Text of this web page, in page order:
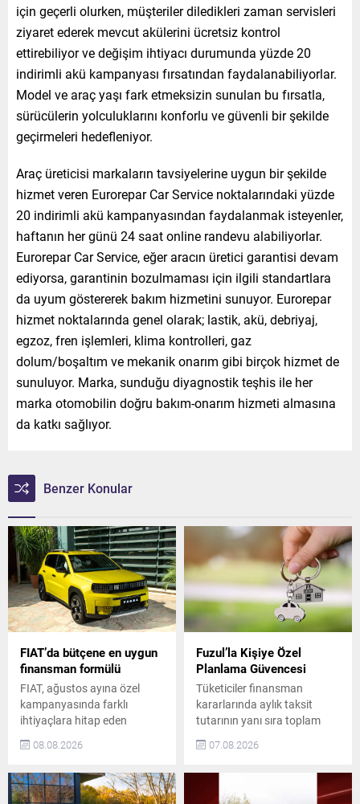
için geçerli olurken, müşteriler diledikleri zaman servisleri
ziyaret ederek mevcut akülerini ücretsiz kontrol
ettirebiliyor ve değişim ihtiyacı durumunda yüzde 20
indirimli akü kampanyası fırsatından faydalanabiliyorlar.
Model ve araç yaşı fark etmeksizin sunulan bu fırsatla,
sürücülerin yolculuklarını konforlu ve güvenli bir şekilde
geçirmeleri hedefleniyor.
Araç üreticisi markaların tavsiyelerine uygun bir şekilde
hizmet veren Eurorepar Car Service noktalarındaki yüzde
20 indirimli akü kampanyasından faydalanmak isteyenler,
haftanın her günü 24 saat online randevu alabiliyorlar.
Eurorepar Car Service, eğer aracın üretici garantisi devam
ediyorsa, garantinin bozulmaması için ilgili standartlara
da uyum göstererek bakım hizmetini sunuyor. Eurorepar
hizmet noktalarında genel olarak; lastik, akü, debriyaj,
egzoz, fren işlemleri, klima kontrolleri, gaz
dolum/boşaltım ve mekanik onarım gibi birçok hizmet de
sunuluyor. Marka, sunduğu diyagnostik teşhis ile her
marka otomobilin doğru bakım-onarım hizmeti almasına
da katkı sağlıyor.
Benzer Konular
FIAT’da bütçene en uygun
finansman formülü
FIAT, ağustos ayına özel
kampanyasında farklı
ihtiyaçlara hitap eden
alma koşullarıyla
Satışa sunulduğu günden bu
yana 10 yıl üst üste satış
08.08.2026
Fuzul’la Kişiye Özel
Planlama Güvencesi
Tüketiciler finansman
kararlarında aylık taksit
tutarının yanı sıra toplam
ödeme esnekliğini de dikkate
sektörünün köklü markası
Fuzul, çekilişli ve bireysel
07.08.2026